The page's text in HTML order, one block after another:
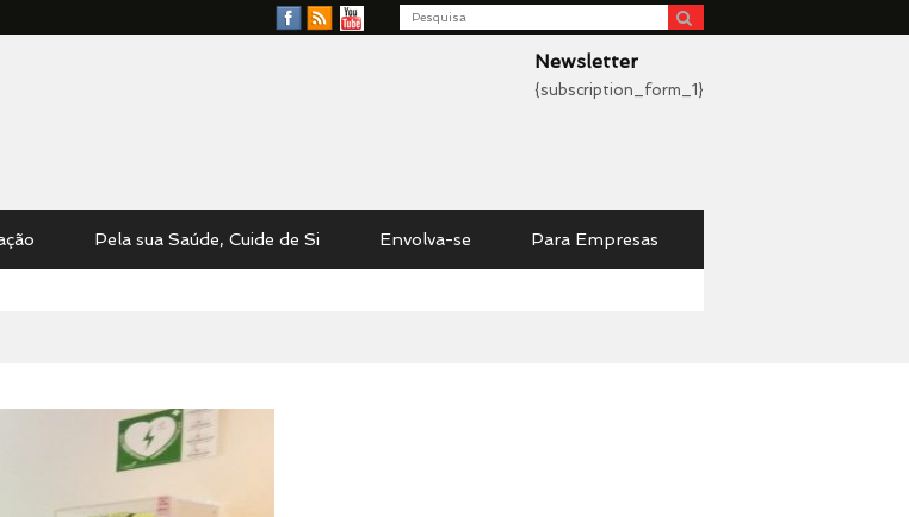
Facebook
RSS
YouTube
Search
Newsletter
{subscription_form_1}
Pela sua Saúde, Cuide de Si Envolva-se Para Empresas